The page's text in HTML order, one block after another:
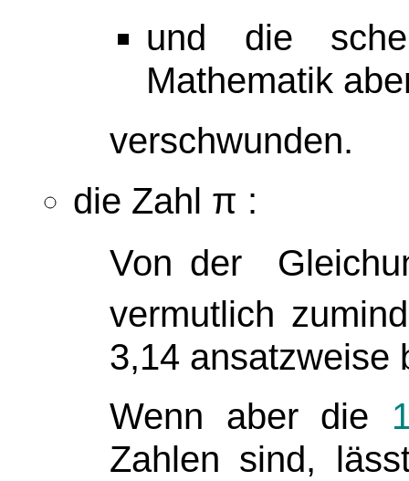
und die
Mathematik
verschwunden.
die Zahl π :
Von der
vermutlich
3,14 ansatzweise
Wenn aber die
Zahlen sind,